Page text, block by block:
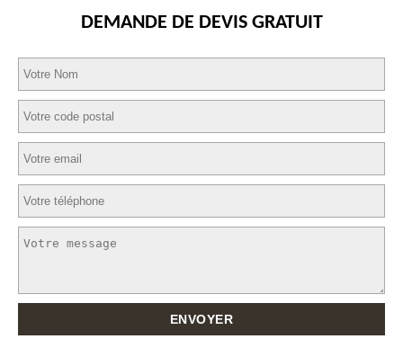
DEMANDE DE DEVIS GRATUIT